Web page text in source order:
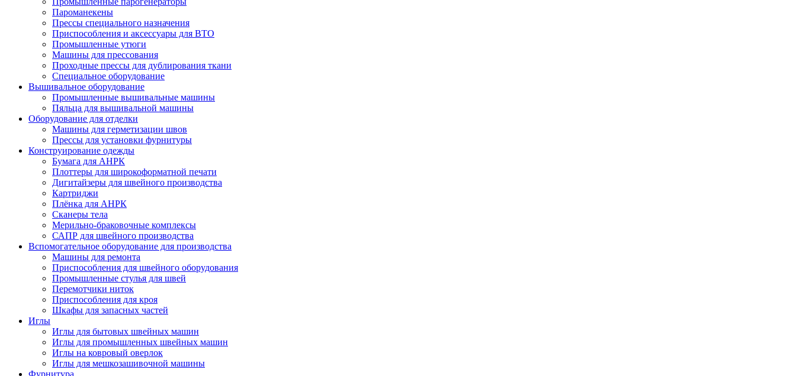
Пароманекены
Прессы специального назначения
Приспособления и аксессуары для ВТО
Промышленные утюги
Машины для прессования
Проходные прессы для дублирования ткани
Специальное оборудование
Вышивальное оборудование
Промышленные вышивальные машины
Пяльца для вышивальной машины
Оборудование для отделки
Машины для герметизации швов
Прессы для установки фурнитуры
Конструирование одежды
Бумага для АНРК
Плоттеры для широкоформатной печати
Дигитайзеры для швейного производства
Картриджи
Плёнка для АНРК
Сканеры тела
Мерильно-браковочные комплексы
САПР для швейного производства
Вспомогательное оборудование для производства
Машины для ремонта
Приспособления для швейного оборудования
Промышленные стулья для швей
Перемотчики ниток
Приспособления для кроя
Шкафы для запасных частей
Иглы
Иглы для бытовых швейных машин
Иглы для промышленных швейных машин
Иглы на ковровый оверлок
Иглы для мешкозашивочной машины
Фурнитура